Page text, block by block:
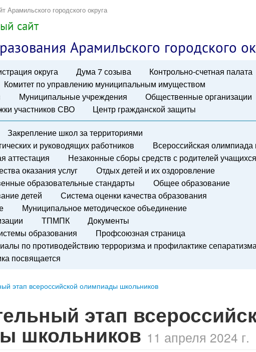
Арамильского городского округа
сайт
Арамильского городского
округа Дума 7 созыва
Контрольно-счетная палата
Комитет по управлению муниципальным имуществом
Муниципальные учреждения Общественные организации
участников СВО Центр гражданской защиты
Закрепление школ за территориями
и руководящих работников
Всероссийская олимпиада
аттестация
Незаконные сборы средств с родителей учащихся
оказания услуг
Отдых детей и их оздоровление
образовательные стандарты
Общее образование
детей
Система оценки качества образования
Муниципальное методическое объединение
ТПМПК
Документы
образования
Профсоюзная страница
по противодействию терроризма и профилактике
посвящается
этап всероссийской олимпиады школьников
этап
школьников 11 апреля 2024 г.